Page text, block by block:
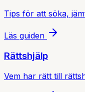
Tips för att söka,
Läs guiden
Rättshjälp
Vem har rätt till